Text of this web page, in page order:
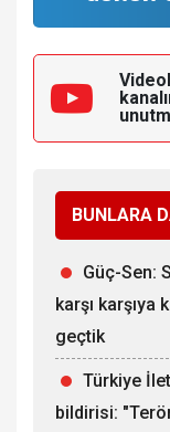
BUNLARA
Güç-Sen:
karşı karşıya
geçtik
Türkiye
bildirisi: